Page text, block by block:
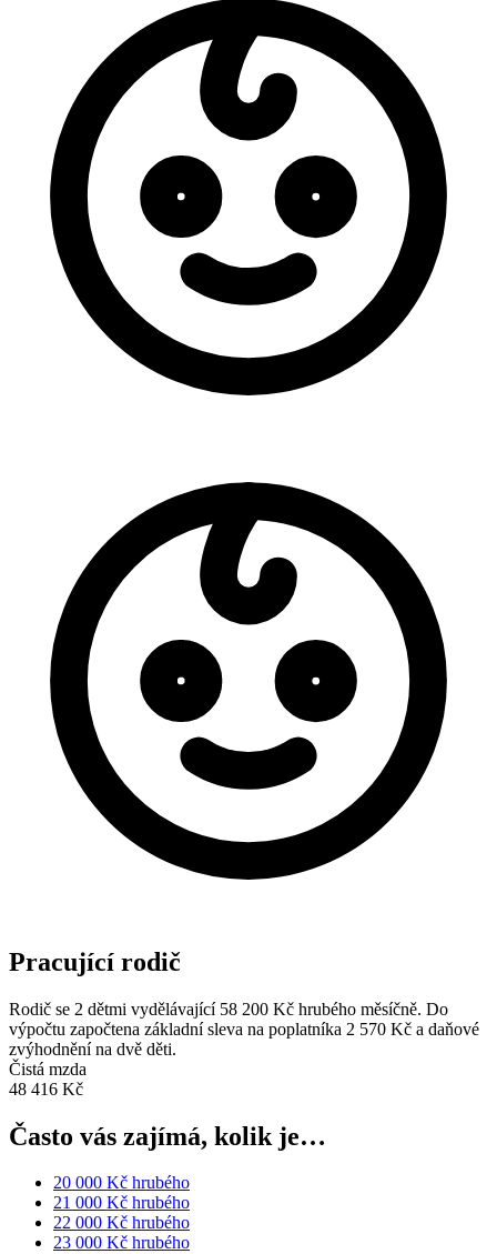
Pracující rodič
Rodič se 2 dětmi vydělávající 58 200 Kč hrubého měsíčně. Do
výpočtu započtena základní sleva na poplatníka 2 570 Kč a daňové
zvýhodnění na dvě děti.
Čistá mzda
48 416 Kč
Často vás zajímá, kolik je…
20 000 Kč hrubého
21 000 Kč hrubého
22 000 Kč hrubého
23 000 Kč hrubého